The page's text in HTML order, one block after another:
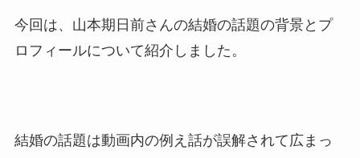
今回は、山本期日前さんの結婚の話題の背景とプ
ロフィールについて紹介しました。
結婚の話題は動画内の例え話が誤解されて広まっ